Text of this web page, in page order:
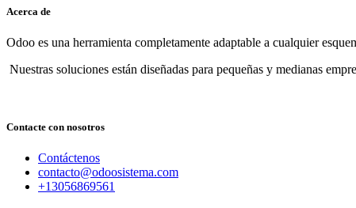
Acerca de
Odoo es una herramienta completamente adaptable a cualquier
Nuestras soluciones están diseñadas para pequeñas y medianas
Contacte con nosotros
Contáctenos
contacto@odoosistema.com
+13056869561